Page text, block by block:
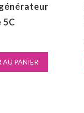
5C
AU PANIER